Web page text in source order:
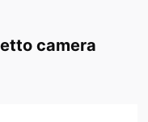
camera